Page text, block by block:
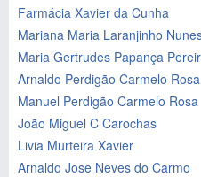
Farmácia Xavier da Cunha
Arnaldo Perdigão Carmelo Rosa
Manuel Perdigão Carmelo Rosa
João Miguel C Carochas
Livia Murteira Xavier
Arnaldo Jose Neves do Carmo